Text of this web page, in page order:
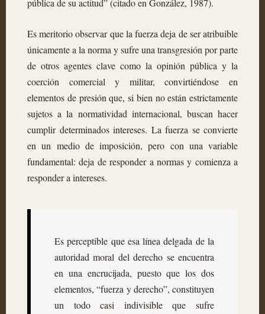
pública de su actitud” (citado en González, 1987).
Es meritorio observar que la fuerza deja de ser atribuible
únicamente a la norma y sufre una transgresión por parte
de otros agentes clave como la opinión pública y la
coerción comercial y militar, convirtiéndose en
elementos de presión que, si bien no están estrictamente
sujetos a la normatividad internacional, buscan hacer
cumplir determinados intereses. La fuerza se convierte
en un medio de imposición, pero con una variable
fundamental: deja de responder a normas y comienza a
responder a intereses.
Es perceptible que esa línea delgada de la
autoridad moral del derecho se encuentra
en una encrucijada, puesto que los dos
elementos, “fuerza y derecho”, constituyen
un todo casi indivisible que sufre